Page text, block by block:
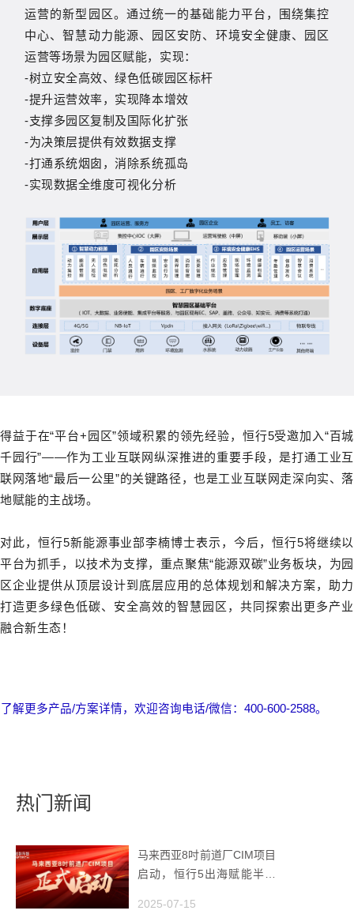
运营的新型园区。通过统一的基础能力平台，围绕集控
中心、智慧动力能源、园区安防、环境安全健康、园区
运营等场景为园区赋能，实现：
-树立安全高效、绿色低碳园区标杆
-提升运营效率，实现降本增效
-支撑多园区复制及国际化扩张
-为决策层提供有效数据支撑
-打通系统烟囱，消除系统孤岛
-实现数据全维度可视化分析
得益于在“平台+园区”领域积累的领先经验，恒行5受邀加入“百城
千园行”——作为工业互联网纵深推进的重要手段，是打通工业互
联网落地“最后一公里”的关键路径，也是工业互联网走深向实、落
地赋能的主战场。
对此，恒行5新能源事业部李楠博士表示，今后，恒行5将继续以
平台为抓手，以技术为支撑，重点聚焦“能源双碳”业务板块，为园
区企业提供从顶层设计到底层应用的总体规划和解决方案，助力
打造更多绿色低碳、安全高效的智慧园区，共同探索出更多产业
融合新生态！
了解更多产品/方案详情，欢迎咨询电话/微信：400-600-2588。
热门新闻
马来西亚8吋前道厂CIM项目
启动，恒行5出海赋能半导
2025-07-15